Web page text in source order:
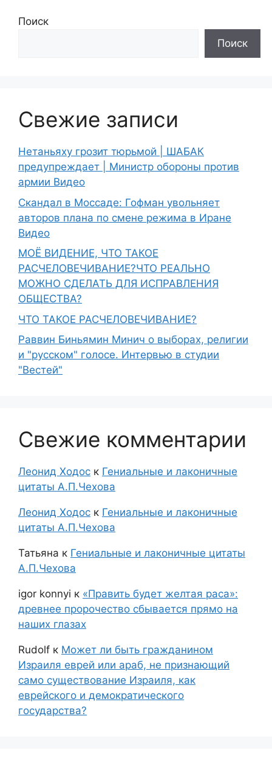
Поиск
Поиск
Свежие записи
Нетаньяху грозит тюрьмой | ШАБАК
предупреждает | Министр обороны против
армии Видео
Скандал в Моссаде: Гофман увольняет
авторов плана по смене режима в Иране
Видео
МОЁ ВИДЕНИЕ, ЧТО ТАКОЕ
РАСЧЕЛОВЕЧИВАНИЕ?ЧТО РЕАЛЬНО
МОЖНО СДЕЛАТЬ ДЛЯ ИСПРАВЛЕНИЯ
ОБЩЕСТВА?
ЧТО ТАКОЕ РАСЧЕЛОВЕЧИВАНИЕ?
Раввин Биньямин Минич о выборах, религии
и "русском" голосе. Интервью в студии
"Вестей"
Свежие комментарии
Леонид Ходос к Гениальные и лаконичные
цитаты А.П.Чехова
Леонид Ходос к Гениальные и лаконичные
цитаты А.П.Чехова
Татьяна к Гениальные и лаконичные цитаты
А.П.Чехова
igor konnyi к «Править будет желтая раса»:
древнее пророчество сбывается прямо на
наших глазах
Rudolf к Может ли быть гражданином
Израиля еврей или араб, не признающий
само существование Израиля, как
еврейского и демократического
государства?